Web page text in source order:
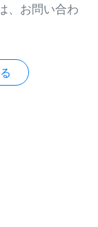
、お問い合わ